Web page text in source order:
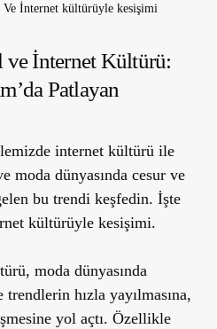
İnternet kültürüyle kesişimi
ve İnternet Kültürü:
Patlayan
internet kültürü ile
moda dünyasında cesur ve
bu trendi keşfedin. İşte
kültürüyle kesişimi.
moda dünyasında
hızla yayılmasına,
yol açtı. Özellikle